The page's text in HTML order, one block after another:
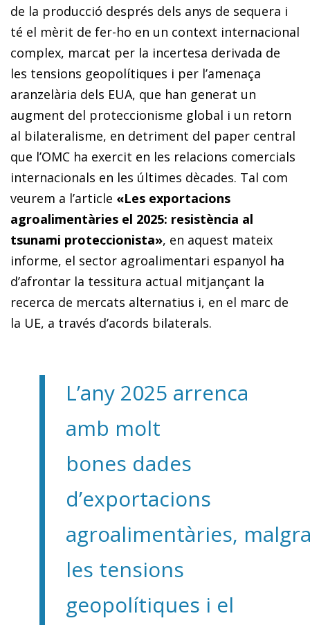
de la producció després dels anys de sequera i
té el mèrit de fer-ho en un context internacional
complex, marcat per la incertesa derivada de
les tensions geopolítiques i per l’amenaça
aranzelària dels EUA, que han generat un
augment del proteccionisme global i un retorn
al bilateralisme, en detriment del paper central
que l’OMC ha exercit en les relacions comercials
internacionals en les últimes dècades. Tal com
veurem a l’article «Les exportacions
agroalimentàries el 2025: resistència al
tsunami proteccionista», en aquest mateix
informe, el sector agroalimentari espanyol ha
d’afrontar la tessitura actual mitjançant la
recerca de mercats alternatius i, en el marc de
la UE, a través d’acords bilaterals.
L’any 2025 arrenca
amb molt
bones dades
d’exportacions
agroalimentàries,
les tensions
geopolítiques i el